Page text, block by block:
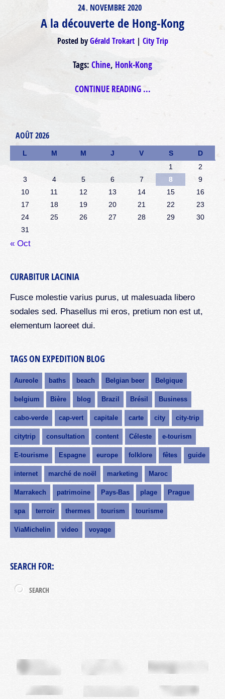
24. NOVEMBRE2020
A la découverte de Hong-Kong
Posted byGérald Trokart City Trip
Tags: Chine, Honk-Kong
CONTINUE READING ...
AOÛT 2026
L M M J V S
D
1
2
3
4 5 6 7 8
9
10
11 12 13 14 15
16
17
18 19 20 21 22
23
24
25 26 27 28 29
30
31
« Oct
CURABITUR LACINIA
Fusce molestie varius purus, ut malesuada libero
sodales sed. Phasellus mi eros, pretium non est ut,
elementum laoreet dui.
TAGS ON EXPEDITION BLOG
Aureole baths beach Belgian beer Belgique
belgium Bière blog Brazil Brésil Business
cabo-verde cap-vert capitale carte city city-trip
citytrip consultation content Céleste e-tourism
E-tourisme Espagne europe folklore fêtes guide
internet marché de noël marketing Maroc
Marrakech patrimoine Pays-Bas plage Prague
spa terroir thermes tourism tourisme
ViaMichelin video voyage
SEARCH FOR: